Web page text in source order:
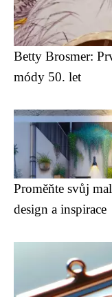
Betty Brosmer:
módy 50. let
Proměňte svůj
design a inspirace